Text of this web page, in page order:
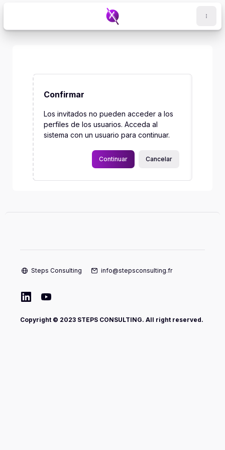
Confirmar
Los invitados no pueden acceder a los
perfiles de los usuarios. Acceda al
sistema con un usuario para continuar.
Cancelar
Continuar
Steps Consulting info@stepsconsulting.fr
Copyright © 2023 STEPS CONSULTING. All right reserved.